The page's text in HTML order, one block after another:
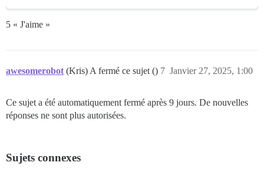
5 « J'aime »
awesomerobot (Kris) A fermé ce sujet () Janvier 27, 2025, 1:00
7
Ce sujet a été automatiquement fermé après 9 jours. De nouvelles
réponses ne sont plus autorisées.
Sujets connexes